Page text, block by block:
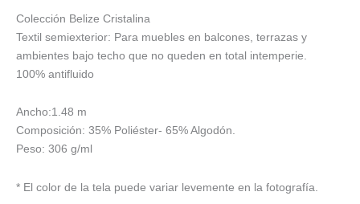
Colección Belize Cristalina
Textil semiexterior: Para muebles en balcones, terrazas y
ambientes bajo techo que no queden en total intemperie.
100% antifluido
Ancho:1.48 m
Composición: 35% Poliéster- 65% Algodón.
Peso: 306 g/ml
* El color de la tela puede variar levemente en la fotografía.